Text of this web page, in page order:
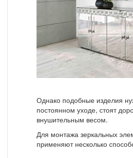
Однако подобные изделия
постоянном уходе, стоят
внушительным весом.
Для монтажа зеркальных
применяют несколько